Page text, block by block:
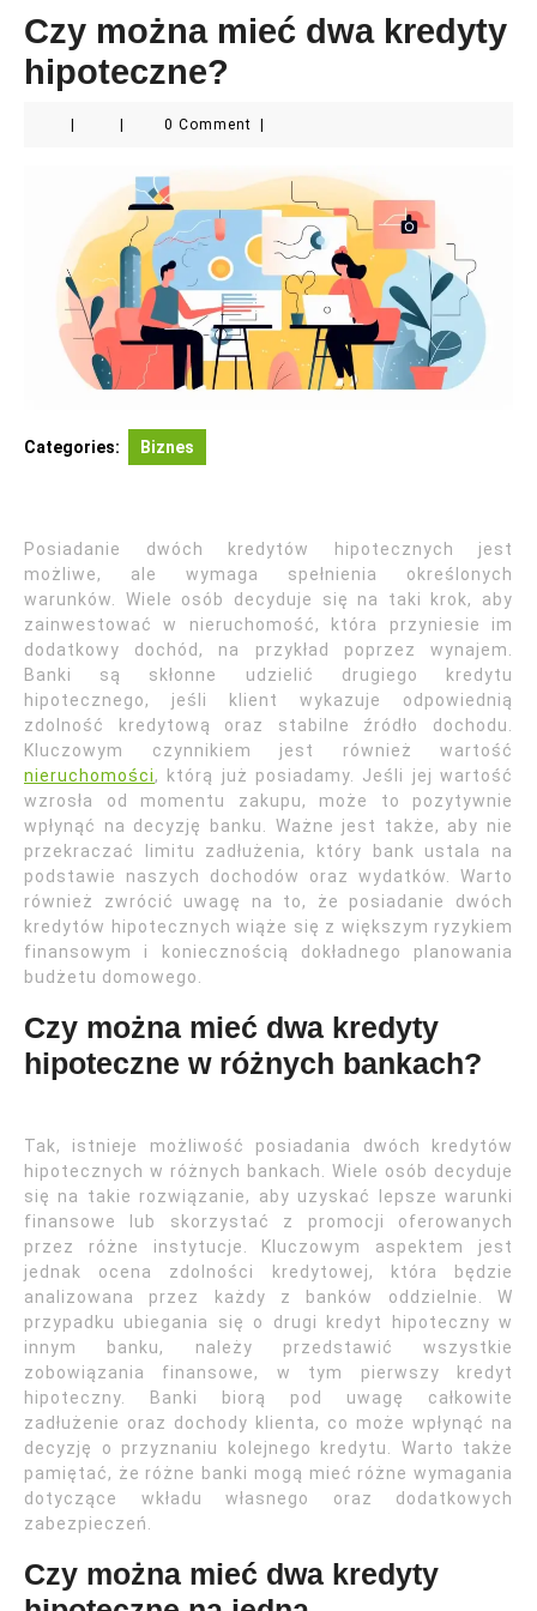
Czy można mieć dwa kredyty
hipoteczne?
0 Comment
Categories: Biznes
Posiadanie dwóch kredytów hipotecznych jest
możliwe, ale wymaga spełnienia określonych
warunków. Wiele osób decyduje się na taki krok, aby
zainwestować w nieruchomość, która przyniesie im
dodatkowy dochód, na przykład poprzez wynajem.
Banki są skłonne udzielić drugiego kredytu
hipotecznego, jeśli klient wykazuje odpowiednią
zdolność kredytową oraz stabilne źródło dochodu.
Kluczowym czynnikiem jest również wartość
nieruchomości, którą już posiadamy. Jeśli jej wartość
wzrosła od momentu zakupu, może to pozytywnie
wpłynąć na decyzję banku. Ważne jest także, aby nie
przekraczać limitu zadłużenia, który bank ustala na
podstawie naszych dochodów oraz wydatków. Warto
również zwrócić uwagę na to, że posiadanie dwóch
kredytów hipotecznych wiąże się z większym ryzykiem
finansowym i koniecznością dokładnego planowania
budżetu domowego.
Czy można mieć dwa kredyty
hipoteczne w różnych bankach?
Tak, istnieje możliwość posiadania dwóch kredytów
hipotecznych w różnych bankach. Wiele osób decyduje
się na takie rozwiązanie, aby uzyskać lepsze warunki
finansowe lub skorzystać z promocji oferowanych
przez różne instytucje. Kluczowym aspektem jest
jednak ocena zdolności kredytowej, która będzie
analizowana przez każdy z banków oddzielnie. W
przypadku ubiegania się o drugi kredyt hipoteczny w
innym banku, należy przedstawić wszystkie
zobowiązania finansowe, w tym pierwszy kredyt
hipoteczny. Banki biorą pod uwagę całkowite
zadłużenie oraz dochody klienta, co może wpłynąć na
decyzję o przyznaniu kolejnego kredytu. Warto także
pamiętać, że różne banki mogą mieć różne wymagania
dotyczące wkładu własnego oraz dodatkowych
zabezpieczeń.
Czy można mieć dwa kredyty